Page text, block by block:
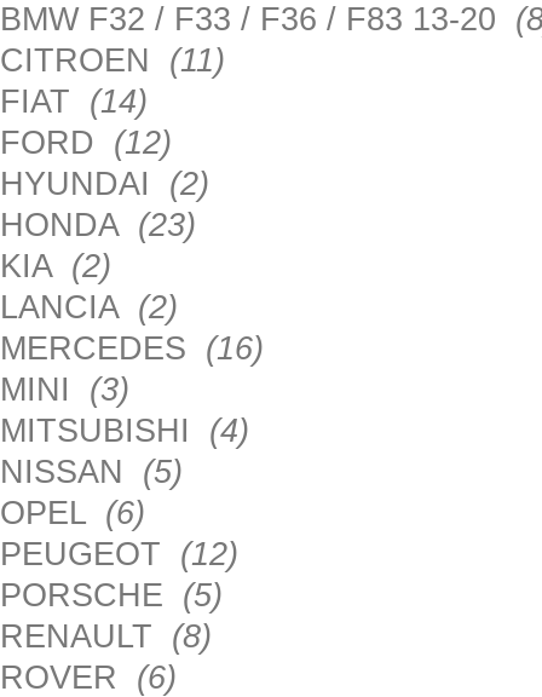
BMW F32 / F33 / F36 / F83 13-20
CITROEN (11)
FIAT (14)
FORD (12)
HYUNDAI (2)
HONDA (23)
KIA (2)
LANCIA (2)
MERCEDES (16)
MINI (3)
MITSUBISHI (4)
NISSAN (5)
OPEL (6)
PEUGEOT (12)
PORSCHE (5)
RENAULT (8)
ROVER (6)